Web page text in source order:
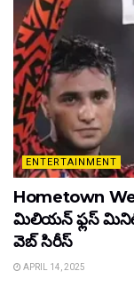
ENTERTAINMENT
Hometown
మిలియన్ ఫ్లస్
వెబ్ సిరీస్
APRIL 14, 2025